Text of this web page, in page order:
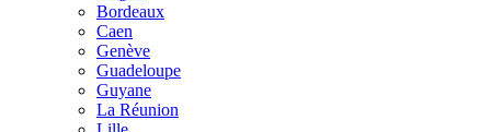
Bordeaux
Caen
Genève
Guadeloupe
Guyane
La Réunion